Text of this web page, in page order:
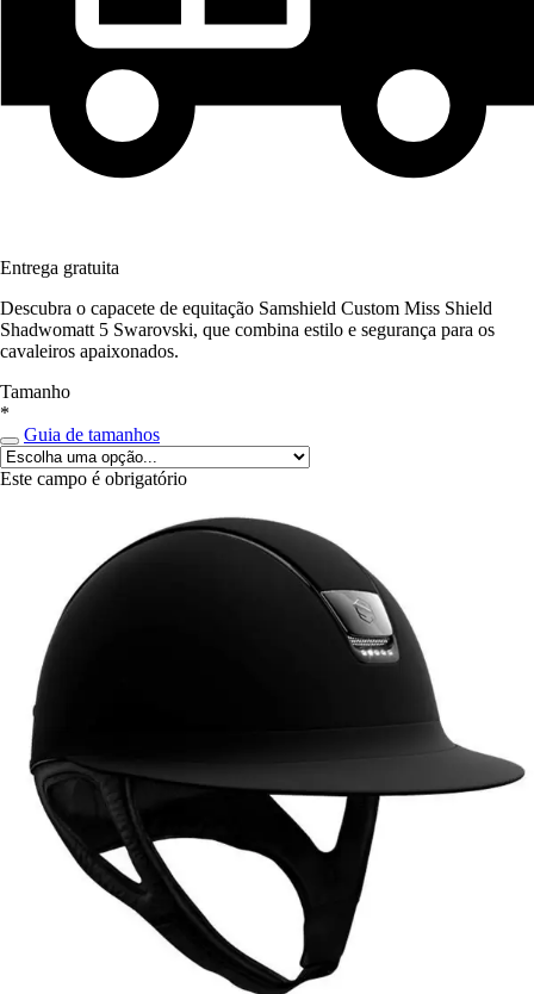
Entrega gratuita
Descubra o capacete de equitação Samshield Custom Miss Shield
Shadwomatt 5 Swarovski, que combina estilo e segurança para os
cavaleiros apaixonados.
Tamanho
*
Guia de tamanhos
Este campo é obrigatório